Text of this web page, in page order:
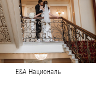
E&A Националь